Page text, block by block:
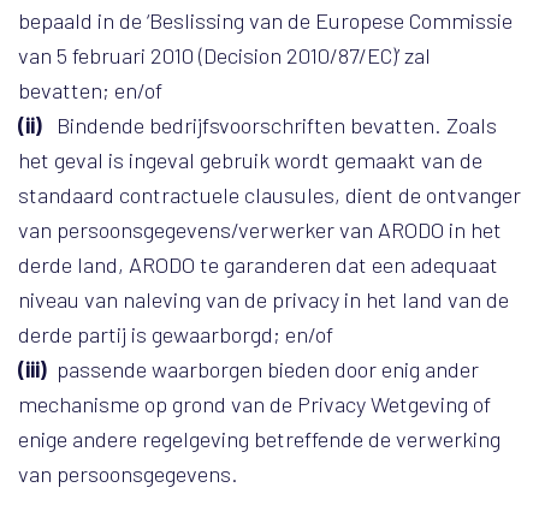
bepaald in de ‘Beslissing van de Europese Commissie
van 5 februari 2010 (Decision 2010/87/EC)’ zal
bevatten; en/of
(ii) Bindende bedrijfsvoorschriften bevatten. Zoals
het geval is ingeval gebruik wordt gemaakt van de
standaard contractuele clausules, dient de ontvanger
van persoonsgegevens/verwerker van ARODO in het
derde land, ARODO te garanderen dat een adequaat
niveau van naleving van de privacy in het land van de
derde partij is gewaarborgd; en/of
(iii) passende waarborgen bieden door enig ander
mechanisme op grond van de Privacy Wetgeving of
enige andere regelgeving betreffende de verwerking
van persoonsgegevens.